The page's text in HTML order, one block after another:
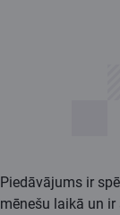
Piedāvājums ir
mēnešu laikā un